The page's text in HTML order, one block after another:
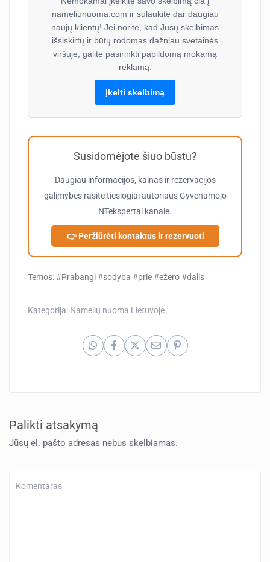
nameliunuoma.com ir sulaukite dar daugiau
naujų klientų! Jei norite, kad Jūsų skelbimas
išsiskirtų ir būtų rodomas dažniau svetainės
viršuje, galite pasirinkti papildomą mokamą
reklamą.
Įkelti skelbimą
Susidomėjote šiuo būstu?
Daugiau informacijos, kainas ir rezervacijos
galimybes rasite tiesiogiai autoriausGyvenamojo
NTekspertai kanale.
👉 Peržiūrėti kontaktus ir rezervuoti
Temos: #Prabangi #sodyba #prie #ežero #dalis
Kategorija: Namelių nuoma Lietuvoje
Palikti atsakymą
Jūsų el. pašto adresas nebus skelbiamas.